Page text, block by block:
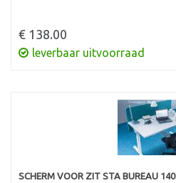
€ 138.00
leverbaar uitvoorraad
SCHERM VOOR ZIT STA BUREAU 140